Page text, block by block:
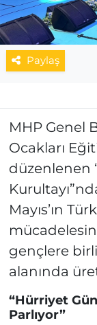
Paylaş
MHP Genel
Ocakları
düzenlenen
Mayıs’ın
gençlere
alanında
“Hürriyet
Parlıyor”